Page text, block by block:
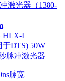
激光器（1380-
HLX-I
于DTS) 50W
脉冲激光器
脉宽